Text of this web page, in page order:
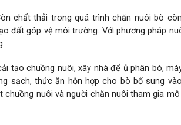
chất thải trong quá trình chăn nuôi bò
đất góp vệ môi trường. Với phương pháp
tạo chuồng nuôi, xây nhà để ủ phân bò,
sạch, thức ăn hỗn hợp cho bò bổ sung
nuôi và người chăn nuôi tham gia mô